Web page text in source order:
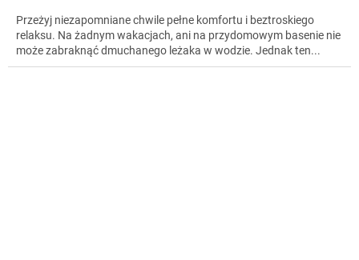
Przeżyj niezapomniane chwile pełne komfortu i beztroskiego
relaksu. Na żadnym wakacjach, ani na przydomowym basenie nie
może zabraknąć dmuchanego leżaka w wodzie. Jednak ten...